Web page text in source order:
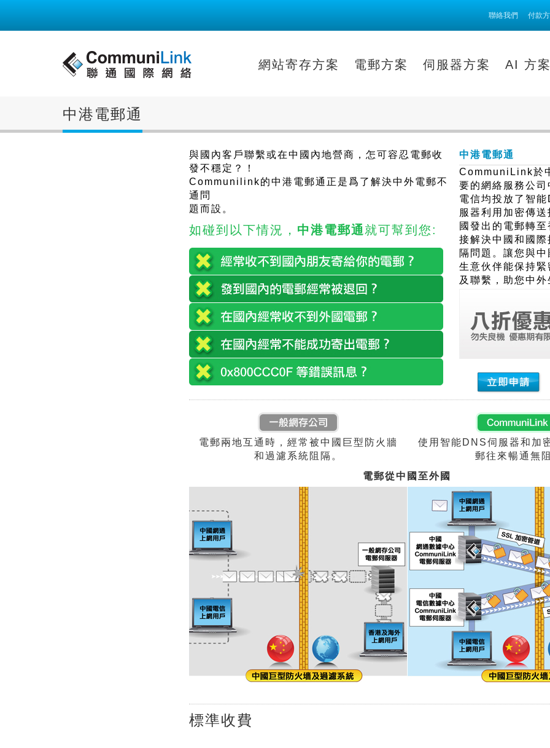
聯絡我們 付款
網站寄存方案 電郵方案 伺服器方案 AI 方
中港電郵通
與國內客戶聯繫或在中國內地營商，怎可容忍電郵收
發不穩定？！
Communilink的中港電郵通正是爲了解決中外電郵不
通問
題而設。
如碰到以下情況， 中港電郵通 就可幫到您:
中港電郵通
CommuniLink於
要的網絡服務公
電信均投放了智
服器利用加密傳
國發出的電郵轉
接解決中國和國
隔問題。讓您與
生意伙伴能保持
及聯繫，助您中
電郵兩地互通時，經常被中國巨型防火牆
和過濾系統阻隔。
使用智能DNS伺服器和加
郵往來暢通無
電郵從中國至外國
標準收費